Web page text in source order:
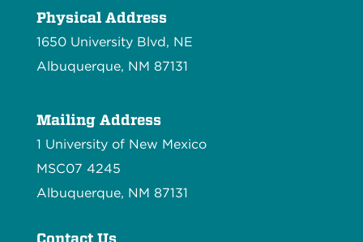
Physical Address
1650 University Blvd, NE
Albuquerque, NM 87131
Mailing Address
1 University of New Mexico
MSC07 4245
Albuquerque, NM 87131
Contact Us